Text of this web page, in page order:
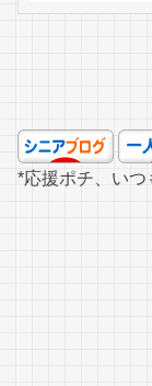
*応援ポチ、いつ